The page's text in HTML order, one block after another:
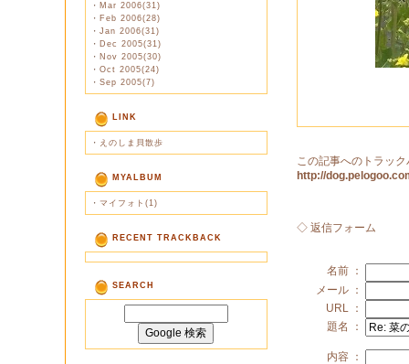
・ Mar 2006(31)
・ Feb 2006(28)
・ Jan 2006(31)
・ Dec 2005(31)
・ Nov 2005(30)
・ Oct 2005(24)
・ Sep 2005(7)
LINK
・ えのしま貝散歩
MYALBUM
・ マイフォト(1)
RECENT TRACKBACK
SEARCH
この記事へのトラッ
http://
◇ 返信フォーム
名前 ：
メール ：
URL ：
題名 ：
内容 ：